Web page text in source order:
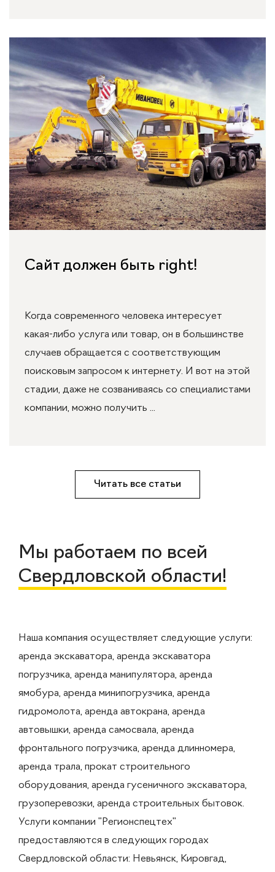
Сайт должен быть right!
Когда современного человека интересует
какая-либо услуга или товар, он в большинстве
случаев обращается с соответствующим
поисковым запросом к интернету. И вот на этой
стадии, даже не созваниваясь со специалистами
компании, можно получить ...
Читать все статьи
Мы работаем по всей
Свердловской области!
Наша компания осуществляет следующие услуги:
аренда экскаватора, аренда экскаватора
погрузчика, аренда манипулятора, аренда
ямобура, аренда минипогрузчика, аренда
гидромолота, аренда автокрана, аренда
автовышки, аренда самосвала, аренда
фронтального погрузчика, аренда длинномера,
аренда трала, прокат строительного
оборудования, аренда гусеничного экскаватора,
грузоперевозки, аренда строительных бытовок.
Услуги компании "Регионспецтех"
предоставляются в следующих городах
Свердловской области: Невьянск, Кировгад,